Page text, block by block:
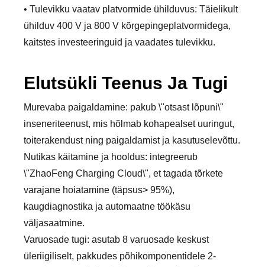
• Tulevikku vaatav platvormide ühilduvus: Täielikult
ühilduv 400 V ja 800 V kõrgepingeplatvormidega,
kaitstes investeeringuid ja vaadates tulevikku.
Elutsükli Teenus Ja Tugi
Murevaba paigaldamine: pakub \"otsast lõpuni\"
inseneriteenust, mis hõlmab kohapealset uuringut,
toiterakendust ning paigaldamist ja kasutuselevõttu.
Nutikas käitamine ja hooldus: integreerub
\"ZhaoFeng Charging Cloud\", et tagada tõrkete
varajane hoiatamine (täpsus> 95%),
kaugdiagnostika ja automaatne töökäsu
väljasaatmine.
Varuosade tugi: asutab 8 varuosade keskust
üleriigiliselt, pakkudes põhikomponentidele 2-